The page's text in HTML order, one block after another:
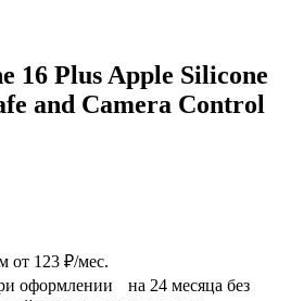
16 Plus Apple Silicone
and Camera Control
от 123 ₽/мес.
оформлении на 24 месяца без